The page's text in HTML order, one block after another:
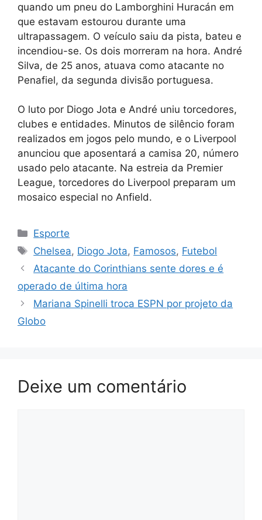
quando um pneu do Lamborghini Huracán em
que estavam estourou durante uma
ultrapassagem. O veículo saiu da pista, bateu e
incendiou-se. Os dois morreram na hora. André
Silva, de 25 anos, atuava como atacante no
Penafiel, da segunda divisão portuguesa.
O luto por Diogo Jota e André uniu torcedores,
clubes e entidades. Minutos de silêncio foram
realizados em jogos pelo mundo, e o Liverpool
anunciou que aposentará a camisa 20, número
usado pelo atacante. Na estreia da Premier
League, torcedores do Liverpool preparam um
mosaico especial no Anfield.
Categorias
Esporte
Tags
Chelsea, Diogo Jota, Famosos, Futebol
Atacante do Corinthians sente dores e é
operado de última hora
Mariana Spinelli troca ESPN por projeto da
Globo
Deixe um comentário